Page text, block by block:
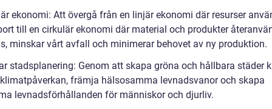
ekonomi: Att övergå från en linjär ekonomi där resurser
till en cirkulär ekonomi där material och produkter
minskar vårt avfall och minimerar behovet av ny produktion.
stadsplanering: Genom att skapa gröna och hållbara städer
främja hälsosamma levnadsvanor och skapa
levnadsförhållanden för människor och djurliv.